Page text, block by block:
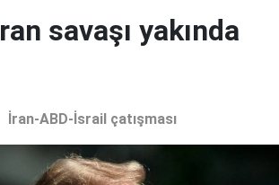
savaşı yakında
İran-ABD-İsrail çatışması